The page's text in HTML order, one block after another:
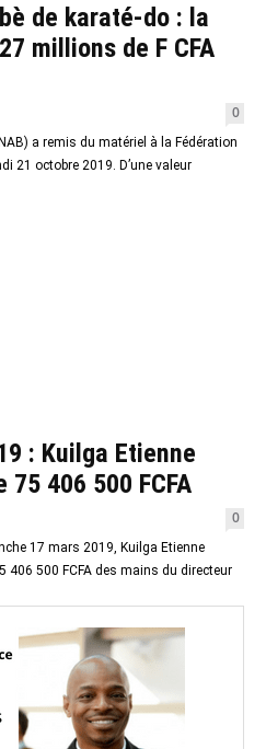
de karaté-do : la
millions de F CFA
0
a remis du matériel à la Fédération
21 octobre 2019. D’une valeur
: Kuilga Etienne
75 406 500 FCFA
0
17 mars 2019, Kuilga Etienne
406 500 FCFA des mains du directeur